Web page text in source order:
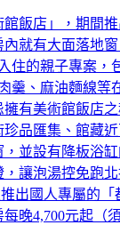
飯店」，期間
就有大面落地
住的親子專案，
羹、麻油麵線等
有美術館飯店
品匯集、館藏
並設有降板浴
讓泡湯控免跑
出國人專屬的「
晚4,700元起（